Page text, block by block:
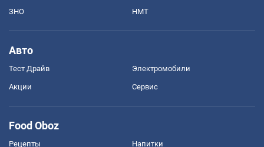
ЗНО НМТ
Авто
Тест Драйв Электромобили
Акции Сервис
Food Oboz
Рецепты Напитки